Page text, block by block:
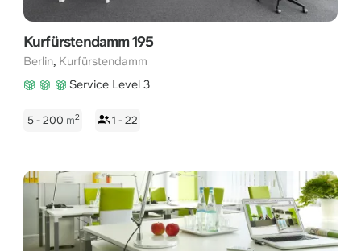
Kurfürstendamm 195
Berlin, Kurfürstendamm
Service Level 3
5 - 200 m2 1 - 22